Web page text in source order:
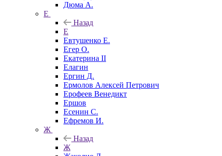
Дюма А.
Е
Назад
Е
Евтушенко Е.
Егер О.
Екатерина II
Елагин
Ергин Д.
Ермолов Алексей Петрович
Ерофеев Венедикт
Ершов
Есенин С.
Ефремов И.
Ж
Назад
Ж